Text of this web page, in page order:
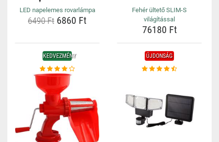
LED napelemes rovarlámpa
6490 Ft 6860 Ft
Fehér ültető SLIM-S
világítással
76180 Ft
KEDVEZMÉNY ÚJDONSÁG